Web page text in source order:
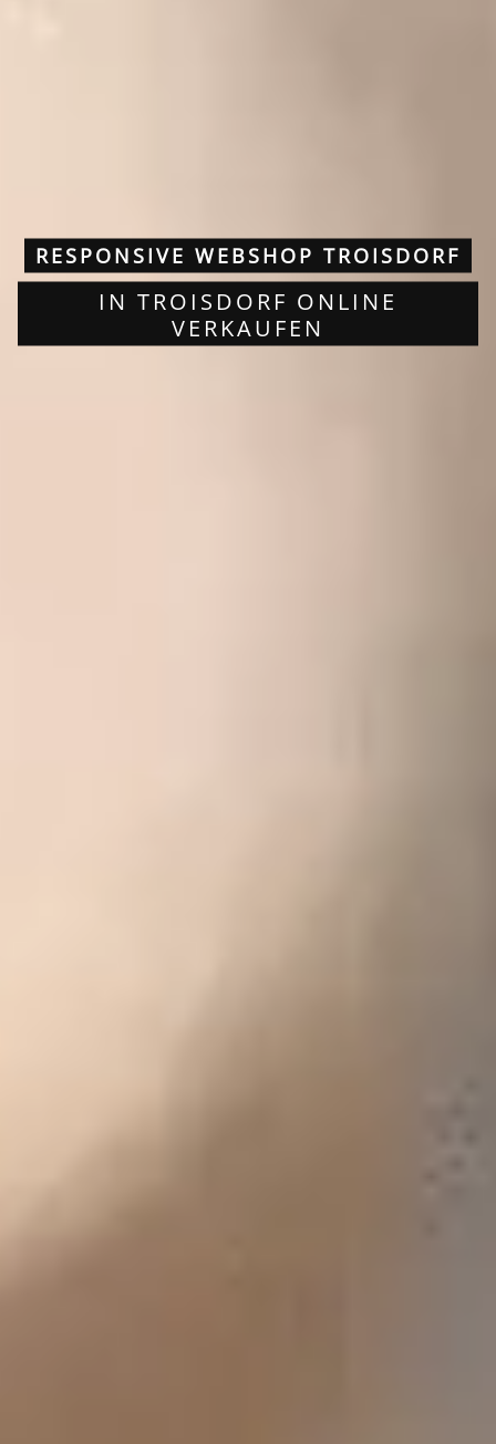
RESPONSIVE WEBSHOP TROISDORF
IN TROISDORF ONLINE
VERKAUFEN